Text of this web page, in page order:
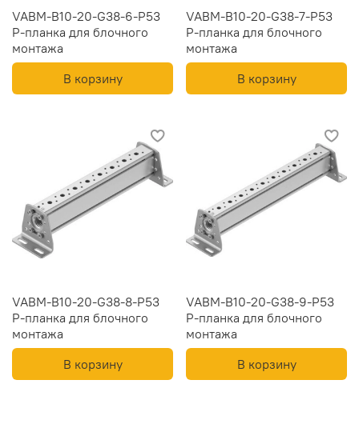
VABM-B10-20-G38-6-P53
Р-планка для блочного
монтажа
В корзину
VABM-B10-20-G38-7-P53
Р-планка для блочного
монтажа
В корзину
VABM-B10-20-G38-8-P53
Р-планка для блочного
монтажа
В корзину
VABM-B10-20-G38-9-P53
Р-планка для блочного
монтажа
В корзину